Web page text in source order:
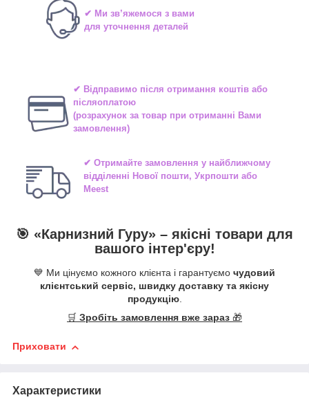
✔ Ми зв’яжемося з вами
для уточнення деталей
✔ Відправимо після отримання коштів або
післяоплатою
(розрахунок за товар при отриманні Вами
замовлення)
✔ Отримайте замовлення у найближчому
відділенні Нової пошти, Укрпошти або
Meest
🎯 «Карнизний Гуру» – якісні товари для
вашого інтер'єру!
💙 Ми цінуємо кожного клієнта і гарантуємо чудовий
клієнтський сервіс, швидку доставку та якісну
продукцію.
🛒 Зробіть замовлення вже зараз 🎁
Приховати
Характеристики